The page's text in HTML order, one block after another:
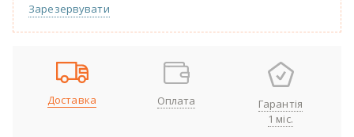
Зарезервувати
Доставка Оплата
Гарантія
1 міс.